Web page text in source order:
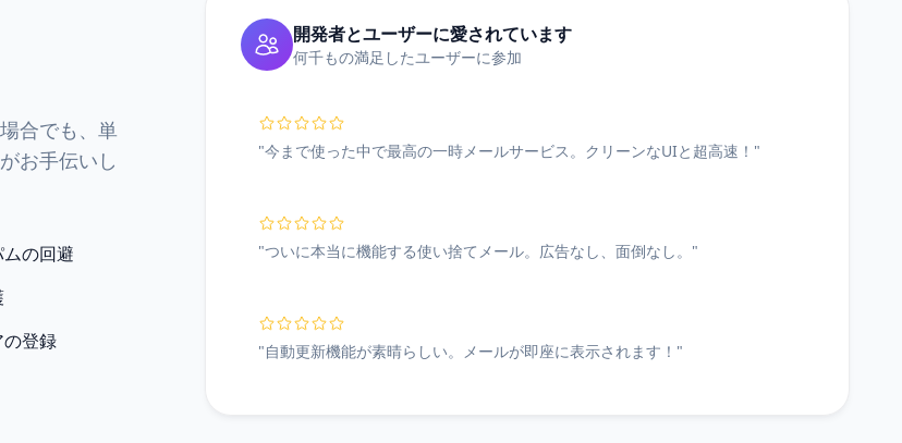
合でも、単
お手伝いし
の回避
登録
開発者とユーザーに愛されています
何千もの満足したユーザーに参加
"今まで使った中で最高の一時メールサービス。クリーンなUIと超高速！"
"ついに本当に機能する使い捨てメール。広告なし、面倒なし。"
"自動更新機能が素晴らしい。メールが即座に表示されます！"